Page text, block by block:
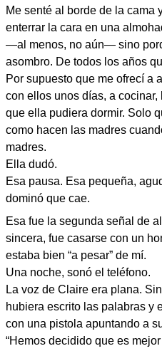
Me senté al borde de la cama
enterrar la cara en una
—al menos, no aún— sino
asombro. De todos los años
Por supuesto que me ofrecí a
con ellos unos días, a
que ella pudiera dormir. Solo
como hacen las madres
madres.
Ella dudó.
Esa pausa. Esa pequeña,
dominó que cae.
Esa fue la segunda señal de
sincera, fue casarse con un
estaba bien “a pesar” de mí.
Una noche, sonó el teléfono.
La voz de Claire era plana.
hubiera escrito las palabras y
con una pistola apuntando a
“Hemos decidido que es